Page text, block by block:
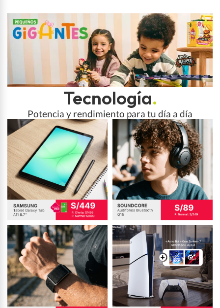
Tecnología.
Potencia y rendimiento para tu día a día